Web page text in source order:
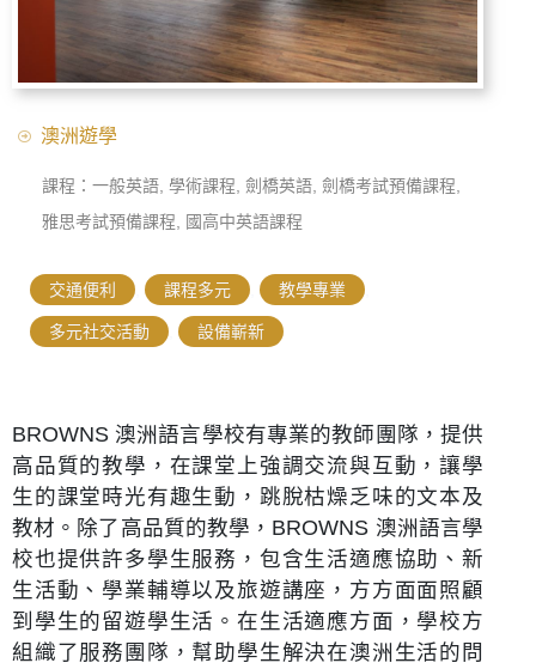
澳洲遊學
課程：一般英語, 學術課程, 劍橋英語, 劍橋考試預備課程,
雅思考試預備課程, 國高中英語課程
交通便利 課程多元 教學專業
多元社交活動 設備嶄新
BROWNS 澳洲語言學校有專業的教師團隊，提供
高品質的教學，在課堂上強調交流與互動，讓學
生的課堂時光有趣生動，跳脫枯燥乏味的文本及
教材。除了高品質的教學，BROWNS 澳洲語言學
校也提供許多學生服務，包含生活適應協助、新
生活動、學業輔導以及旅遊講座，方方面面照顧
到學生的留遊學生活。在生活適應方面，學校方
組織了服務團隊，幫助學生解決在澳洲生活的問